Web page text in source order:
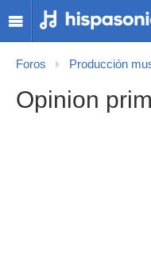
Foros Producción
Opinion